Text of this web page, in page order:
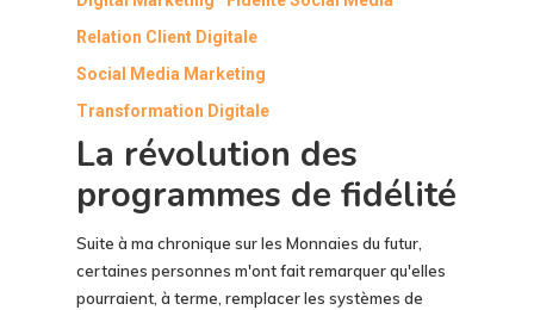
Relation Client Digitale
Social Media Marketing
Transformation Digitale
La révolution des
programmes de fidélité
Suite à ma chronique sur les Monnaies du futur,
certaines personnes m'ont fait remarquer qu'elles
pourraient, à terme, remplacer les systèmes de